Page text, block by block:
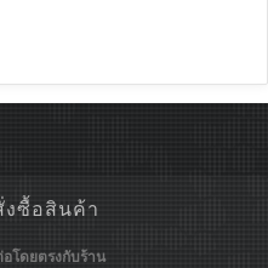
งซื้อสินค้า
โดยตรงกับร้าน